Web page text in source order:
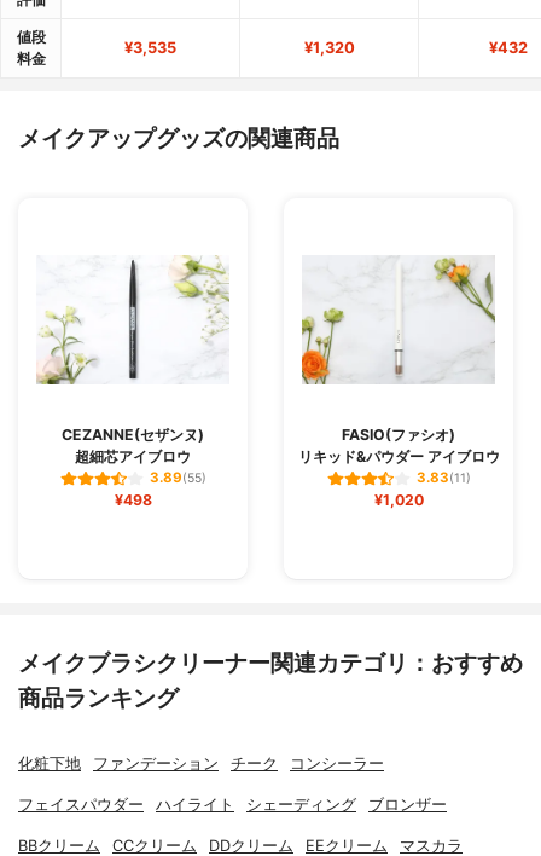
値段
料金
¥3,535 ¥1,320 ¥432
メイクアップグッズの関連商品
CEZANNE(セザンヌ)
超細芯アイブロウ
3.89(55)
¥498
FASIO(ファシオ)
リキッド&パウダー アイブロウ
3.83(11)
¥1,020
メイクブラシクリーナー関連カテゴリ：おすすめ
商品ランキング
化粧下地 ファンデーション チーク コンシーラー
フェイスパウダー ハイライト シェーディング ブロンザー
BBクリーム CCクリーム DDクリーム EEクリーム マスカラ